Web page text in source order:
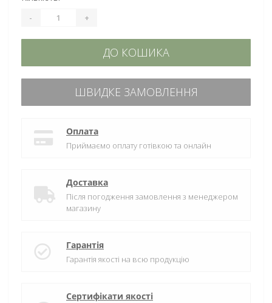
- +
ДО КОШИКА
ШВИДКЕ ЗАМОВЛЕННЯ
Оплата
Приймаємо оплату готівкою та онлайн
Доставка
Після погодження замовлення з менеджером
магазину
Гарантія
Гарантія якості на всю продукцію
Сертифікати якості